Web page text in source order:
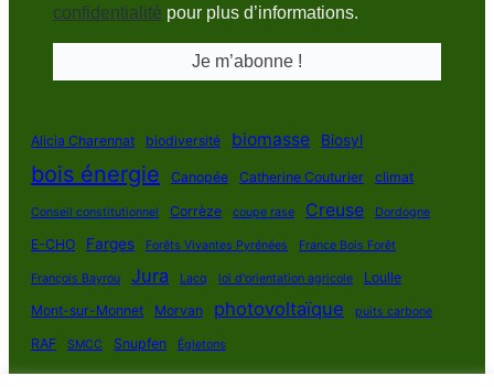
confidentialité pour plus d’informations.
Alicia Charennat biodiversité biomasse Biosyl
bois énergie Canopée Catherine Couturier climat
Conseil constitutionnel Corrèze coupe rase Creuse Dordogne
E-CHO Farges Forêts Vivantes Pyrénées France Bois Forêt
François Bayrou Jura Lacq loi d'orientation agricole
Loulle
Mont-sur-Monnet
Morvan photovoltaïque puits carbone
RAF SMCC Snupfen Égletons